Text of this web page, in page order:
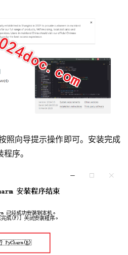
照向导提示操作即可。安装完成
序。